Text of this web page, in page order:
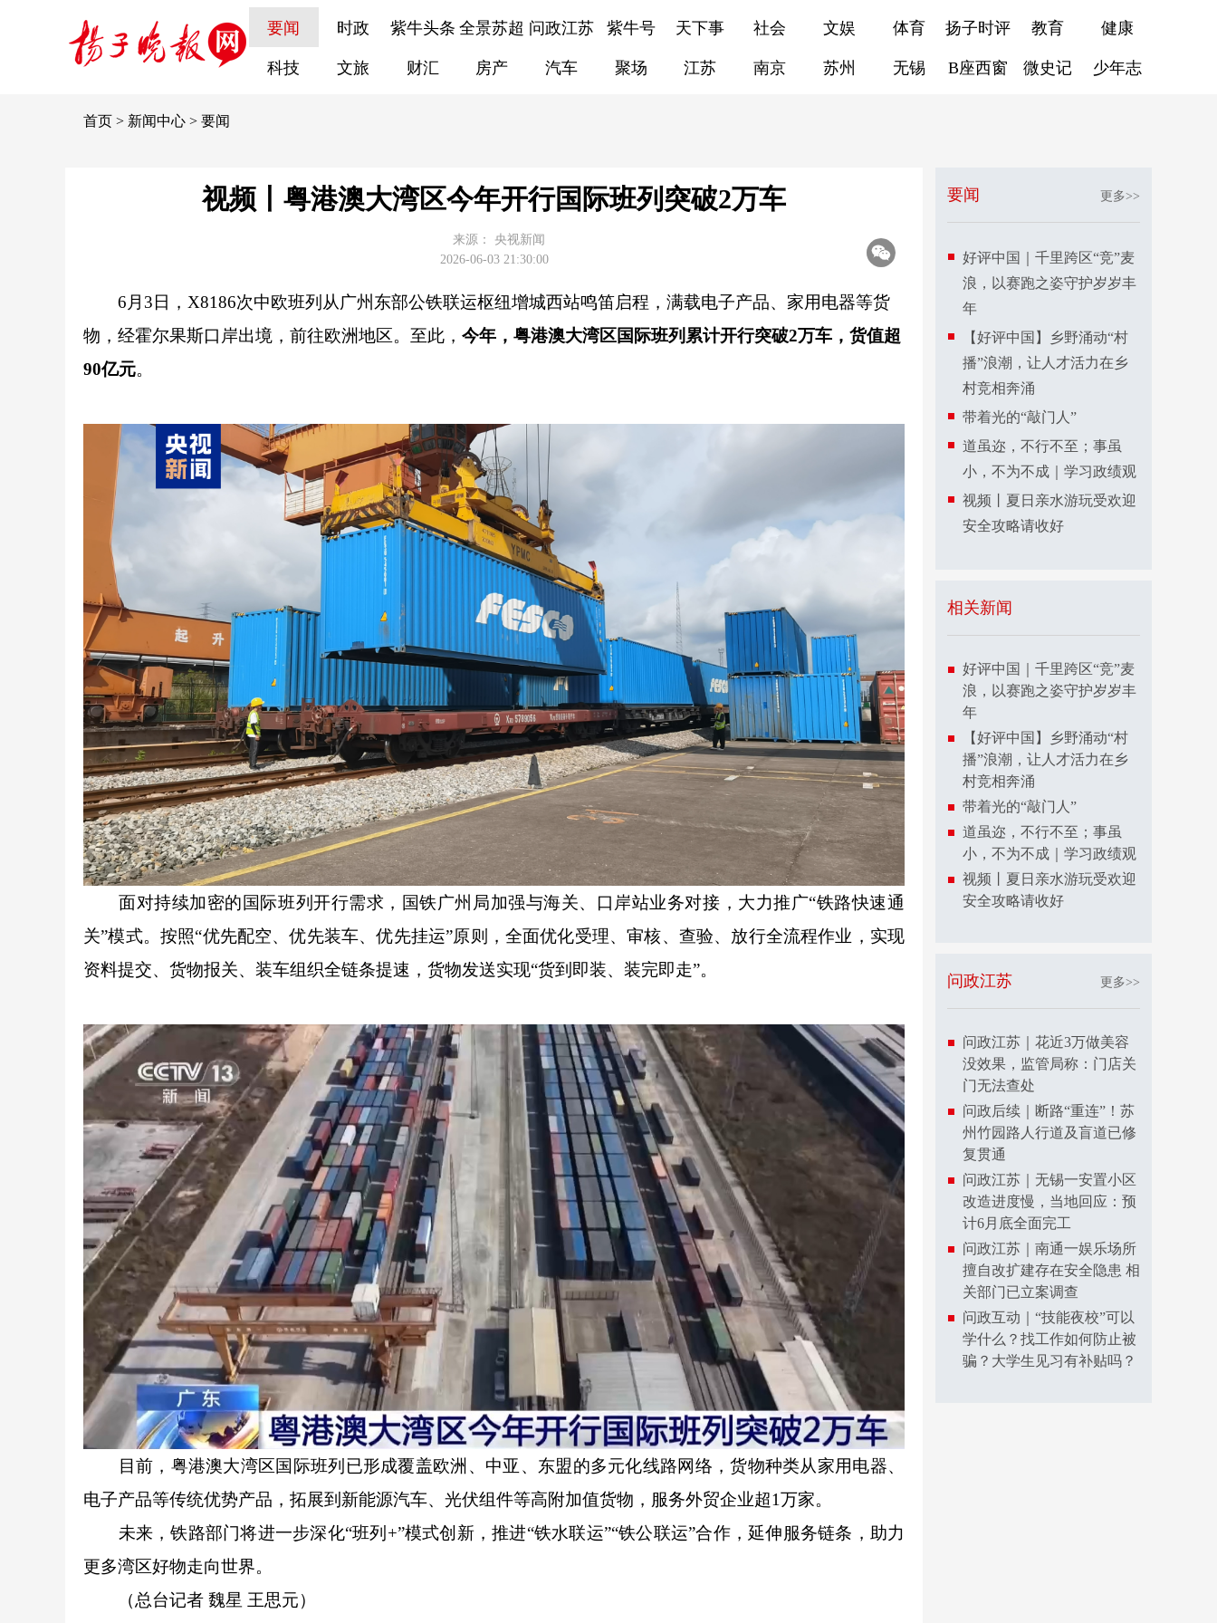
要闻 时政 紫牛头条 全景苏超 问政江苏 紫牛号 天下事 社会 文娱 体育 扬子时评 教育 健康
科技 文旅 财汇 房产 汽车 聚场 江苏 南京 苏州 无锡 B座西窗 微史记 少年志
首页 > 新闻中心 > 要闻
视频丨粤港澳大湾区今年开行国际班列突破2万车
来源：
央视新闻
2026-06-03 21:30:00
6月3日，X8186次中欧班列从广州东部公铁联运枢纽增城西站鸣笛启程，满载电子产品、家用电器等货
物，经霍尔果斯口岸出境，前往欧洲地区。至此， 今年，粤港澳大湾区国际班列累计开行突破2万车，货值超
90亿元。
面对持续加密的国际班列开行需求，国铁广州局加强与海关、口岸站业务对接，大力推广“铁路快速通
关”模式。按照“优先配空、优先装车、优先挂运”原则，全面优化受理、审核、查验、放行全流程作业，实现
资料提交、货物报关、装车组织全链条提速，货物发送实现“货到即装、装完即走”。
目前，粤港澳大湾区国际班列已形成覆盖欧洲、中亚、东盟的多元化线路网络，货物种类从家用电器、
电子产品等传统优势产品，拓展到新能源汽车、光伏组件等高附加值货物，服务外贸企业超1万家。
未来，铁路部门将进一步深化“班列+”模式创新，推进“铁水联运”“铁公联运”合作，延伸服务链条，助力
更多湾区好物走向世界。
（总台记者 魏星 王思元）
要闻 更多>>
好评中国｜千里跨区“竞”麦
浪，以赛跑之姿守护岁岁丰
年
【好评中国】乡野涌动“村
播”浪潮，让人才活力在乡
村竞相奔涌
带着光的“敲门人”
道虽迩，不行不至；事虽
小，不为不成｜学习政绩观
视频丨夏日亲水游玩受欢迎
安全攻略请收好
相关新闻
好评中国｜千里跨区“竞”麦
浪，以赛跑之姿守护岁岁丰
年
【好评中国】乡野涌动“村
播”浪潮，让人才活力在乡
村竞相奔涌
带着光的“敲门人”
道虽迩，不行不至；事虽
小，不为不成｜学习政绩观
视频丨夏日亲水游玩受欢迎
安全攻略请收好
问政江苏 更多>>
问政江苏｜花近3万做美容
没效果，监管局称：门店关
门无法查处
问政后续｜断路“重连”！苏
州竹园路人行道及盲道已修
复贯通
问政江苏｜无锡一安置小区
改造进度慢，当地回应：预
计6月底全面完工
问政江苏｜南通一娱乐场所
擅自改扩建存在安全隐患 相
关部门已立案调查
问政互动｜“技能夜校”可以
学什么？找工作如何防止被
骗？大学生见习有补贴吗？